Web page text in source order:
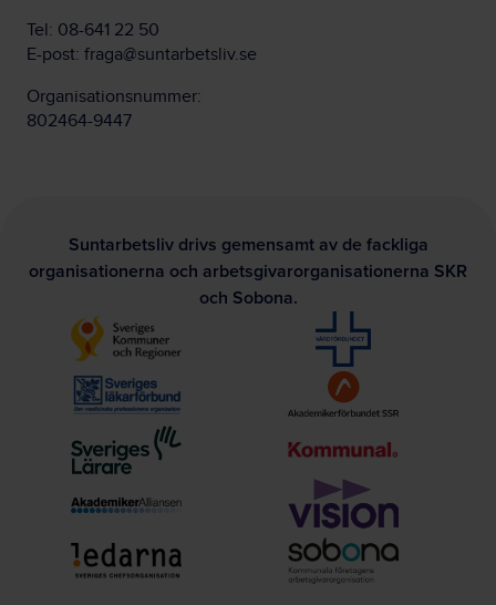
Tel: 08-641 22 50
E-post: fraga@suntarbetsliv.se
Organisationsnummer:
802464-9447
Suntarbetsliv drivs gemensamt av de fackliga
organisationerna och arbetsgivarorganisationerna SKR
och Sobona.